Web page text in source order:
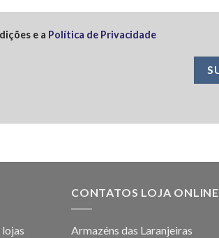
e a Política de Privacidade
lojas
CONTATOS LOJA ONLINE
Armazéns das Laranjeiras